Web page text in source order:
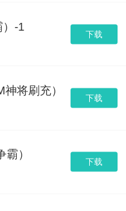
下载
）-1
下载
将刷充）
下载
）